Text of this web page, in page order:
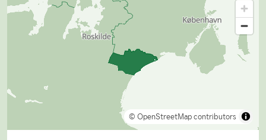
© OpenStreetMap contributors